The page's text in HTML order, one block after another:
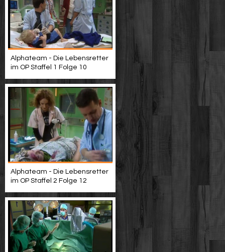
Alphateam - Die Lebensretter
im OP Staffel 1 Folge 10
Alphateam - Die Lebensretter
im OP Staffel 2 Folge 12